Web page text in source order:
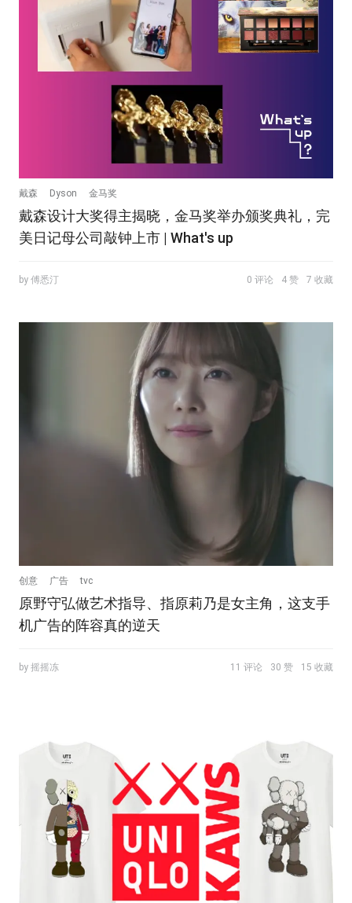
戴森 Dyson 金马奖
戴森设计大奖得主揭晓，金马奖举办颁奖典礼，完
美日记母公司敲钟上市 | What's up
by 傅悉汀 0 评论 4 赞 7 收藏
创意 广告 tvc
原野守弘做艺术指导、指原莉乃是女主角，这支手
机广告的阵容真的逆天
by 摇摇冻 11 评论 30 赞 15 收藏